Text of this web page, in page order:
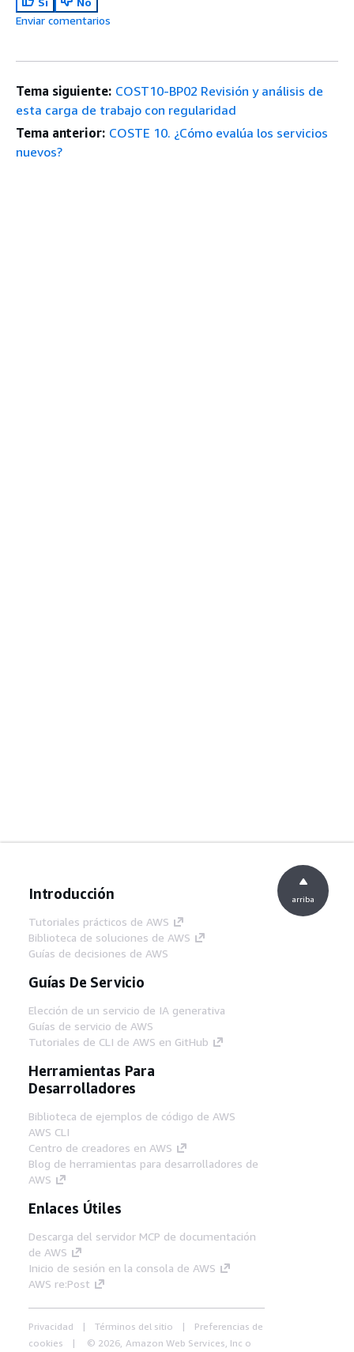
Enviar comentarios
Tema siguiente: COST10-BP02 Revisión y análisis de
esta carga de trabajo con regularidad
Tema anterior: COSTE 10. ¿Cómo evalúa los servicios
nuevos?
Introducción
Tutoriales prácticos de AWS
Biblioteca de soluciones de AWS
Guías de decisiones de AWS
Guías De Servicio
Elección de un servicio de IA generativa
Guías de servicio de AWS
Tutoriales de CLI de AWS en GitHub
Herramientas Para
Desarrolladores
Biblioteca de ejemplos de código de AWS
AWS CLI
Centro de creadores en AWS
Blog de herramientas para desarrolladores de
AWS
Enlaces Útiles
Descarga del servidor MCP de documentación
de AWS
Inicio de sesión en la consola de AWS
AWS re:Post
Privacidad Términos del sitio
Preferencias de
cookies
© 2026, Amazon Web Services, Inc o
arriba